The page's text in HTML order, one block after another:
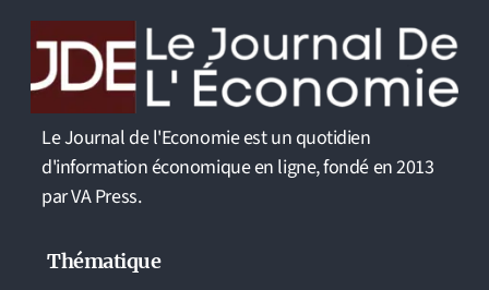
Le Journal de l'Economie est un quotidien
d'information économique en ligne, fondé en 2013
par VA Press.
Thématique